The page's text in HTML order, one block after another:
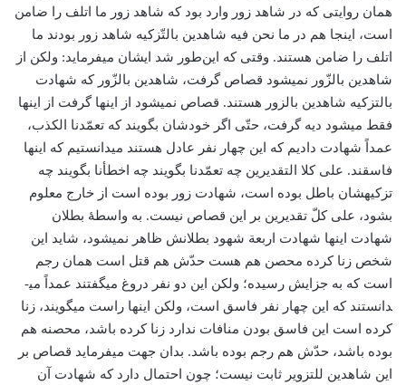
همان روایتی که در شاهد زور وارد بود که شاهد زور ما اتلف را ضامن
است، اینجا هم در ما نحن فیه شاهدین بالتّزکیه شاهد زور بودند ما
اتلف را ضامن هستند. وقتی که این‌طور شد ایشان می­فرماید: ولکن از
شاهدین بالزّور نمی­شود قصاص گرفت، شاهدین بالزّور که شهادت
بالتزکیه شاهدین بالزور هستند. قصاص نمی­شود از اینها گرفت از اینها
فقط می­شود دیه گرفت، حتّی اگر خودشان بگویند که تعمّدنا الکذب،
عمداً شهادت دادیم که این چهار نفر عادل هستند می­دانستیم که اینها
فاسقند. علی کلا التقدیرین چه تعمّدنا بگویند چه اخطأنا بگویند چه
تزکیه­شان باطل بوده است، شهادت زور بوده است از خارج معلوم
بشود، علی کلّ تقدیرین بر این قصاص نیست. به واسطۀ بطلان
شهادت اینها شهادت اربعة شهود بطلانش ظاهر نمی­شود، شاید این
شخص زنا کرده محصن هم هست حدّش هم قتل است همان رجم
است که به جزایش رسیده؛ ولکن این دو نفر دروغ می­گفتند عمداً می­
دانستند که این چهار نفر فاسق است، ولکن اینها راست می­گویند، زنا
کرده است این فاسق بودن منافات ندارد زنا کرده باشد، محصنه هم
بوده باشد، حدّش هم رجم بوده باشد. بدان جهت می­فرماید قصاص بر
این شاهدین للتزویر ثابت نیست؛ چون احتمال دارد که شهادت آن